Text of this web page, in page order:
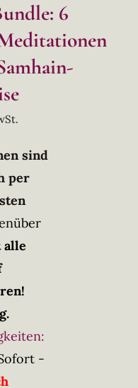
6
sind
per
alle
-